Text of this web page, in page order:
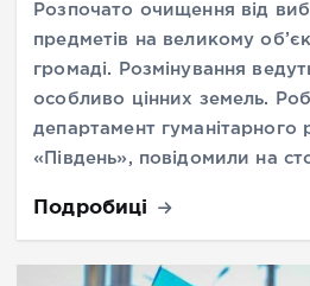
Розпочато очищення від
предметів на великому
громаді. Розмінування
особливо цінних земель.
департамент гуманітарного
«Південь», повідомили на
Подробиці